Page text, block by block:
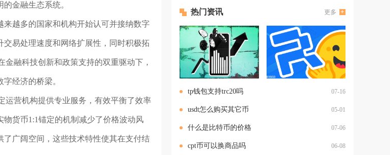
金融生态系统。
来越多的国家和机构开始认可并接纳数字
易处理速度和网络扩展性，同时积极拓
融科技创新和政策支持的双重驱动下，
经济的桥梁。
运营机构提供专业服务，有效平衡了效率
货币1:1锚定的机制减少了价格波动风
了广阔空间，这些技术特性使其在支付结
热门资讯 更多
tp钱包支持trc20吗 07-16
usdt怎么购买其它币 05-01
什么是比特币的价格 07-06
cpt币可以换商品吗 06-08